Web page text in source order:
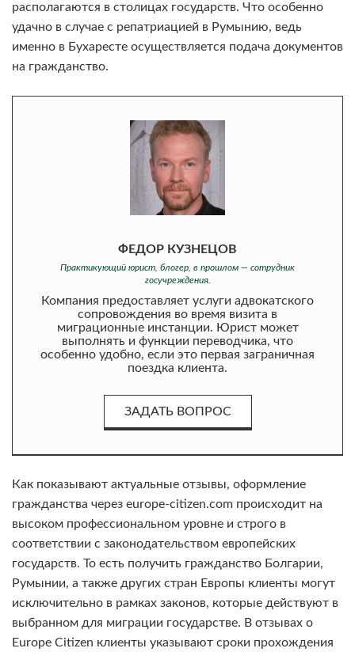
располагаются в столицах государств. Что особенно
удачно в случае с репатриацией в Румынию, ведь
именно в Бухаресте осуществляется подача документов
на гражданство.
ФЕДОР КУЗНЕЦОВ
Практикующий юрист, блогер, в прошлом — сотрудник
госучреждения.
Компания предоставляет услуги адвокатского
сопровождения во время визита в
миграционные инстанции. Юрист может
выполнять и функции переводчика, что
особенно удобно, если это первая заграничная
поездка клиента.
ЗАДАТЬ ВОПРОС
Как показывают актуальные отзывы, оформление
гражданства через europe-citizen.com происходит на
высоком профессиональном уровне и строго в
соответствии с законодательством европейских
государств. То есть получить гражданство Болгарии,
Румынии, а также других стран Европы клиенты могут
исключительно в рамках законов, которые действуют в
выбранном для миграции государстве. В отзывах о
Europe Citizen клиенты указывают сроки прохождения